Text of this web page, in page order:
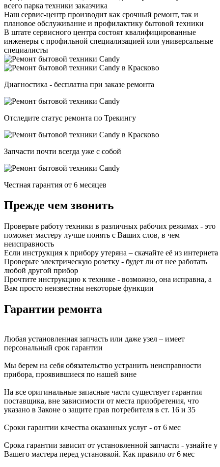
всего парка техники заказчика
Наш сервис-центр производит как срочный ремонт, так и
плановое обслуживание и профилактику бытовой техники
В штате сервисного центра состоят квалифицированные
инженеры с профильной специализацией или универсальные
специалисты
Диагностика - бесплатна при заказе ремонта
Отследите статус ремонта по Трекингу
Запчасти почти всегда уже с собой
Честная гарантия от 6 месяцев
Прежде чем звонить
Проверьте работу техники в различных рабочих режимах - это
поможет мастеру лучше понять с Ваших слов, в чем
неисправность
Если инструкция к прибору утеряна – скачайте её из интернета
Проверьте электрическую розетку - будет ли от нее работать
любой другой прибор
Прочтите инструкцию к технике - возможно, она исправна, а
Вам просто неизвестны некоторые функции
Гарантии ремонта
Любая установленная запчасть или даже узел – имеет
персональный срок гарантии
Мы берем на себя обязательство устранить неисправности
прибора, проявившиеся по нашей вине
На все оригинальные запасные части существует гарантия
поставщика, вне зависимости от места приобретения, что
указано в Законе о защите прав потребителя в ст. 16 и 35
Сроки гарантии качества оказанных услуг - от 6 мес
Срока гарантии зависит от установленной запчасти - узнайте у
Вашего мастера перед установкой. Как правило от 6 мес